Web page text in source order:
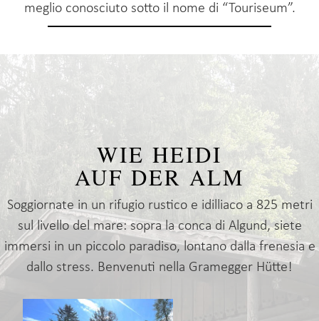
meglio conosciuto sotto il nome di “Touriseum”.
WIE HEIDI
AUF DER ALM
Soggiornate in un rifugio rustico e idilliaco a 825 metri
sul livello del mare: sopra la conca di Algund, siete
immersi in un piccolo paradiso, lontano dalla frenesia e
dallo stress. Benvenuti nella Gramegger Hütte!